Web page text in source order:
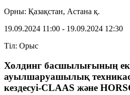
Орны: Қазақстан, Астана қ.
19.09.2024 11:00 - 19.09.2024 12:30
Тіл: Орыс
Холдинг басшылығының
ауылшаруашылық
кездесуі-CLAAS және